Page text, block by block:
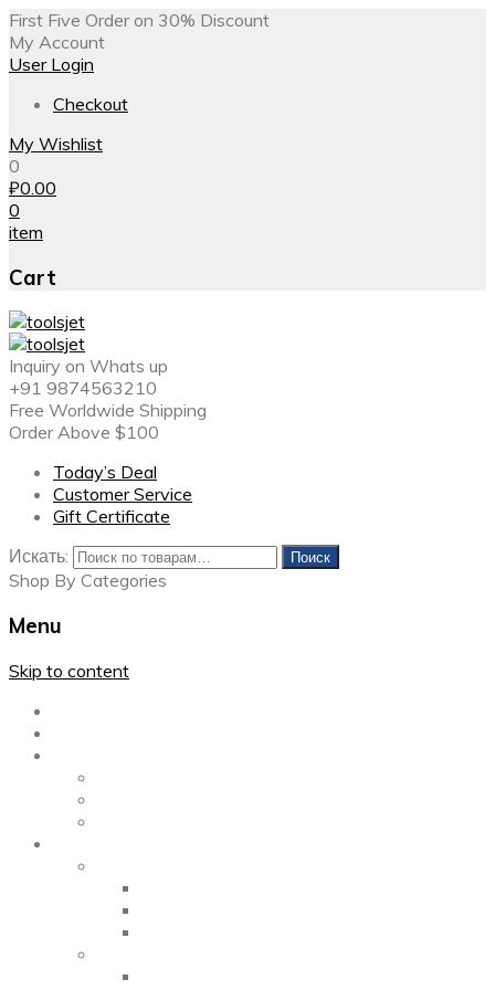
First Five Order on 30% Discount
My Account
User Login
Checkout
My Wishlist
0
₽0.00
0
item
Cart
Inquiry on Whats up
+91 9874563210
Free Worldwide Shipping
Order Above $100
Today’s Deal
Customer Service
Gift Certificate
Искать:
Поиск
Shop By Categories
Menu
Skip to content